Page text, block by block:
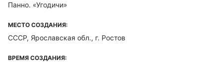
Панно. «Угодичи»
МЕСТО СОЗДАНИЯ:
СССР, Ярославская обл., г. Ростов
ВРЕМЯ СОЗДАНИЯ: